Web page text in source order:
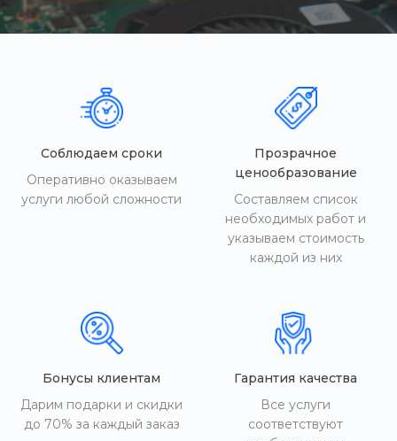
Соблюдаем сроки
Оперативно оказываем
услуги любой сложности
Прозрачное
ценообразование
Составляем список
необходимых работ и
указываем стоимость
каждой из них
Бонусы клиентам
Дарим подарки и скидки
до 70% за каждый заказ
Гарантия качества
Все услуги
соответствуют